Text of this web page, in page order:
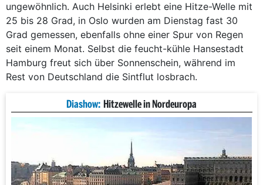
ungewöhnlich. Auch Helsinki erlebt eine Hitze-Welle mit
25 bis 28 Grad, in Oslo wurden am Dienstag fast 30
Grad gemessen, ebenfalls ohne einer Spur von Regen
seit einem Monat. Selbst die feucht-kühle Hansestadt
Hamburg freut sich über Sonnenschein, während im
Rest von Deutschland die Sintflut losbrach.
Diashow: Hitzewelle in Nordeuropa